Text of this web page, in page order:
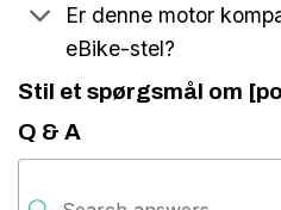
Er denne motor
eBike-stel?
Stil et spørgsmål om
Q & A